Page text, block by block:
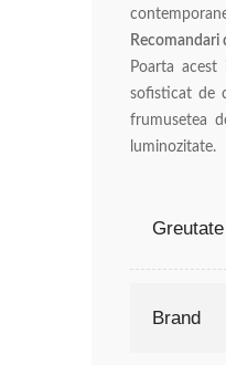
Recomandari
Poarta
sofisticat de
frumusetea
luminozitate.
Greutate
Brand